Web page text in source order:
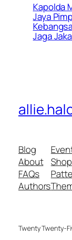
Kapolda
Jaya
Jaga
Blog
About
FAQs
Authors
Shop
Twenty Twenty-